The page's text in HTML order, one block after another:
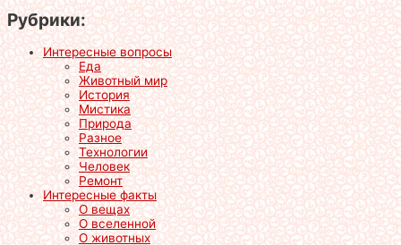
Рубрики:
Интересные вопросы
Еда
Животный мир
История
Мистика
Природа
Разное
Технологии
Человек
Ремонт
Интересные факты
О вещах
О вселенной
О животных